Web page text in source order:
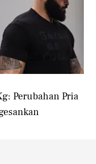
Perubahan Pria